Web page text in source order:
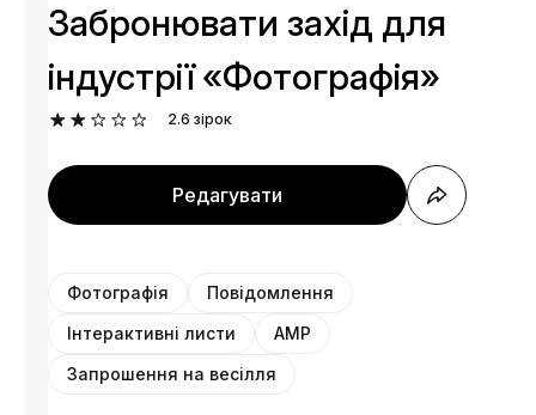
Забронювати захід для
індустрії «Фотографія»
2.6 зірок
Редагувати
Фотографія
Повідомлення
Інтерактивні листи
AMP
Запрошення на весілля